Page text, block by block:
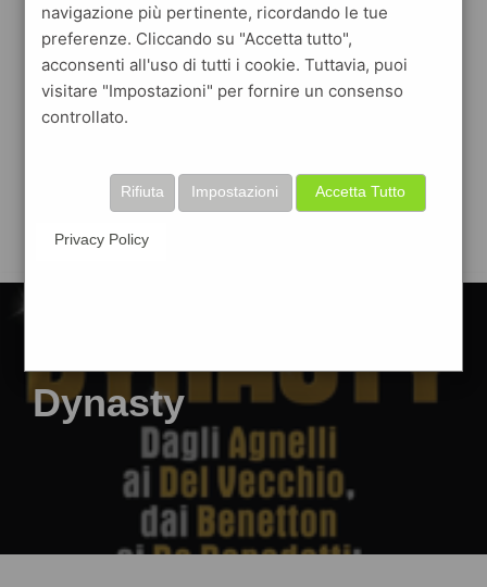
Dynasty
navigazione più pertinente, ricordando le tue
preferenze. Cliccando su "Accetta tutto",
acconsenti all'uso di tutti i cookie. Tuttavia, puoi
visitare "Impostazioni" per fornire un consenso
controllato.
Accetta Tutto
Impostazioni
Rifiuta
Privacy Policy